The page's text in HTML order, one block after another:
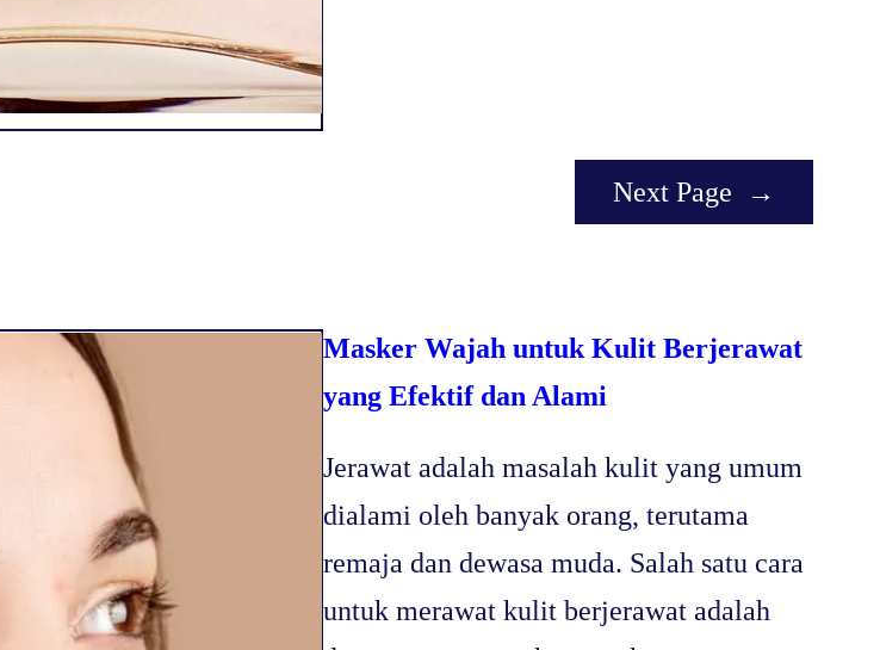
Next Page →
Masker Wajah untuk Kulit Berjerawat
yang Efektif dan Alami
Jerawat adalah masalah kulit yang umum
dialami oleh banyak orang, terutama
remaja dan dewasa muda. Salah satu cara
untuk merawat kulit berjerawat adalah